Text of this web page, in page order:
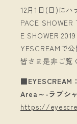
12月1日(日)に
PACE
E SHOWER
YESCREAMで
皆さま是非ご覧
■EYESCREAM
Area～-ラブシ
https://